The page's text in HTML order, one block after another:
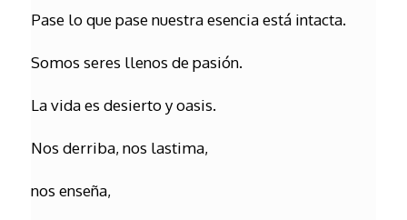
Pase lo que pase nuestra esencia está intacta.
Somos seres llenos de pasión.
La vida es desierto y oasis.
Nos derriba, nos lastima,
nos enseña,